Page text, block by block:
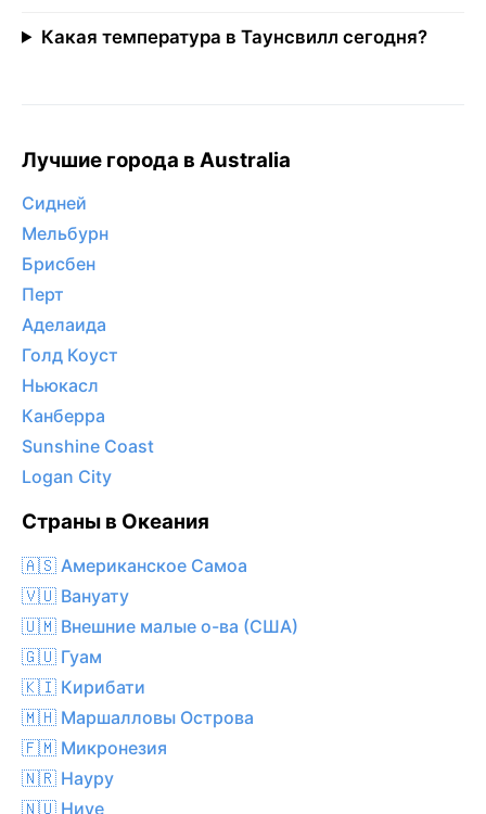
Какая температура в Таунсвилл сегодня?
Лучшие города в Australia
Сидней
Мельбурн
Брисбен
Перт
Аделаида
Голд Коуст
Ньюкасл
Канберра
Sunshine Coast
Logan City
Страны в Океания
🇦🇸 Американское Самоа
🇻🇺 Вануату
🇺🇲 Внешние малые о-ва (США)
🇬🇺 Гуам
🇰🇮 Кирибати
🇲🇭 Маршалловы Острова
🇫🇲 Микронезия
🇳🇷 Науру
🇳🇺 Ниуе